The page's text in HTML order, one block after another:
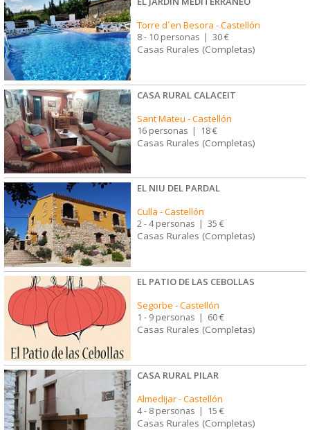
Torre d´en Besora -Castellón
8 - 10 personas | 30 €
Casas Rurales (Completas)
CASA RURAL CALACEIT
Sant Mateu -Castellón
16 personas | 18 €
Casas Rurales (Completas)
EL NIU DEL PARDAL
Culla -Castellón
2 - 4 personas | 35 €
Casas Rurales (Completas)
EL PATIO DE LAS CEBOLLAS
Segorbe -Castellón
1 - 9 personas | 60 €
Casas Rurales (Completas)
CASA RURAL PILAR
Almedijar-Castellón
4 - 8 personas | 15 €
Casas Rurales (Completas)